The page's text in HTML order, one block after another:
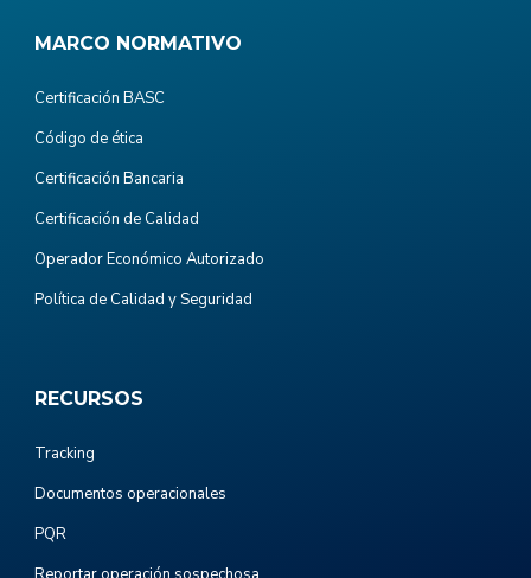
MARCO NORMATIVO
Certificación BASC
Código de ética
Certificación Bancaria
Certificación de Calidad
Operador Económico Autorizado
Política de Calidad y Seguridad
RECURSOS
Tracking
Documentos operacionales
PQR